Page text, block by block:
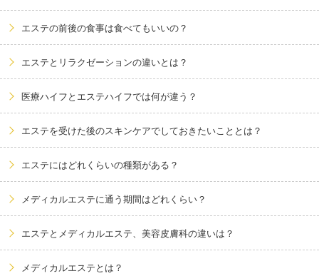
エステの前後の食事は食べてもいいの？
エステとリラクゼーションの違いとは？
医療ハイフとエステハイフでは何が違う？
エステを受けた後のスキンケアでしておきたいこととは？
エステにはどれくらいの種類がある？
メディカルエステに通う期間はどれくらい？
エステとメディカルエステ、美容皮膚科の違いは？
メディカルエステとは？